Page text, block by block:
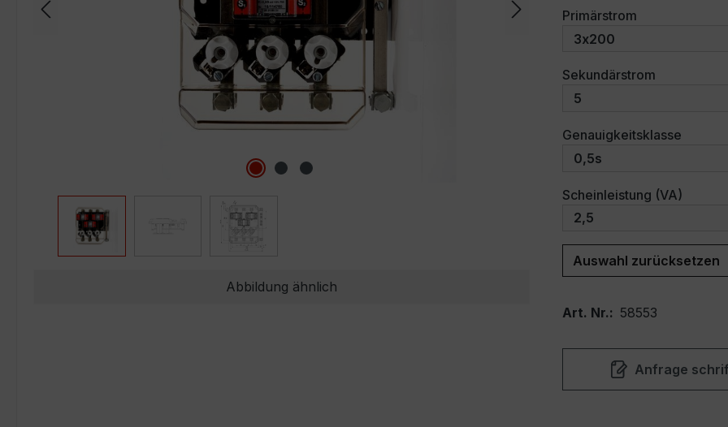
Abbildung ähnlich
Primärstrom
Sekundärstrom
Genauigkeitsklasse
Scheinleistung (VA)
Auswahl zurücksetzen
Art. Nr.: 58553
Anfrage